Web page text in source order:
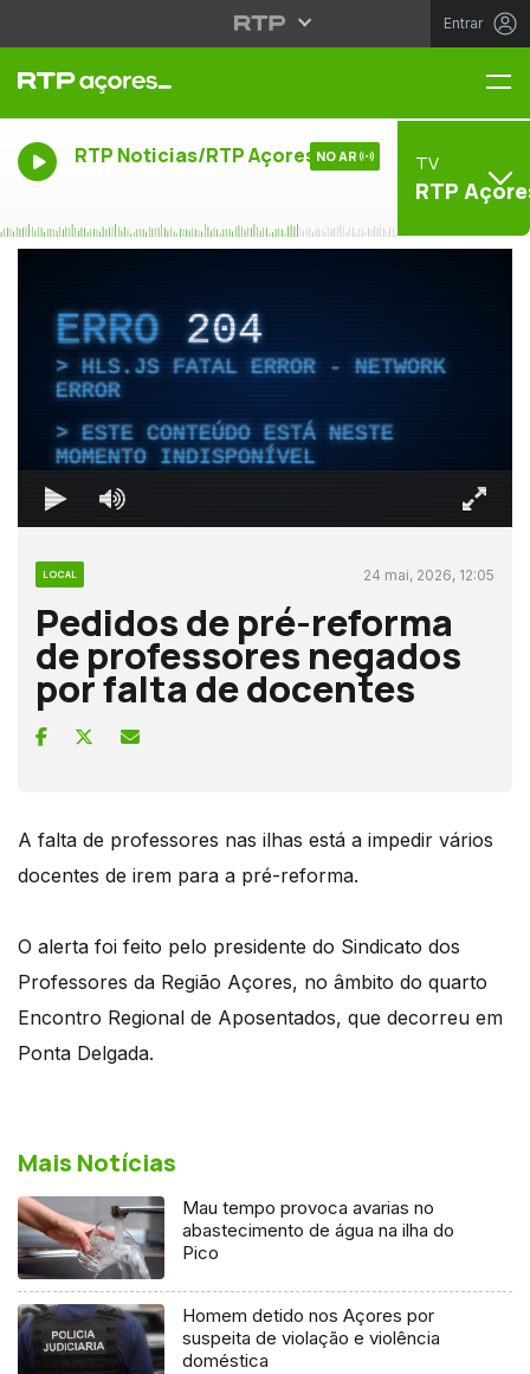
Entrar
RTP Noticias/RTP Açores NO AR TV
RTP
ERRO204
HLS.JS FATAL ERROR - NETWORK
ERROR
ESTE CONTEÚDO ESTÁ NESTE
MOMENTO INDISPONÍVEL
LOCAL 24 mai, 2026, 12:05
Pedidos de pré-reforma
de professores negados
por falta de docentes
A falta de professores nas ilhas está a impedir vários
docentes de irem para a pré-reforma.
O alerta foi feito pelo presidente do Sindicato dos
Professores da Região Açores, no âmbito do quarto
Encontro Regional de Aposentados, que decorreu em
Ponta Delgada.
Mais Notícias
Mau tempo provoca avarias no
abastecimento de água na ilha do
Pico
Homem detido nos Açores por
suspeita de violação e violência
doméstica